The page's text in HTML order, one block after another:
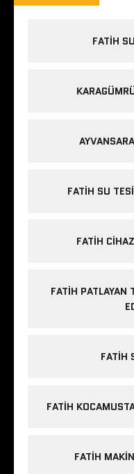
FATIH
FATIH SU
FATIH
FATIH PATLAYAN
FATIH
FATIH
FATIH